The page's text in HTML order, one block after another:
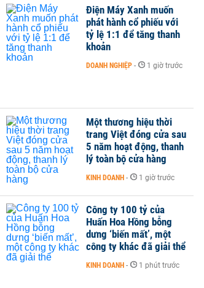
Điện Máy Xanh muốn
phát hành cổ phiếu với
tỷ lệ 1:1 để tăng thanh
khoản
DOANH NGHIỆP - 1 giờ trước
Một thương hiệu thời
trang Việt đóng cửa sau
5 năm hoạt động, thanh
lý toàn bộ cửa hàng
KINH DOANH - 1 giờ trước
Công ty 100 tỷ của
Huấn Hoa Hồng bỗng
dưng ‘biến mất’, một
công ty khác đã giải thể
KINH DOANH - 1 phút trước